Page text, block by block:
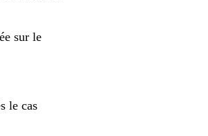
sur le
le cas